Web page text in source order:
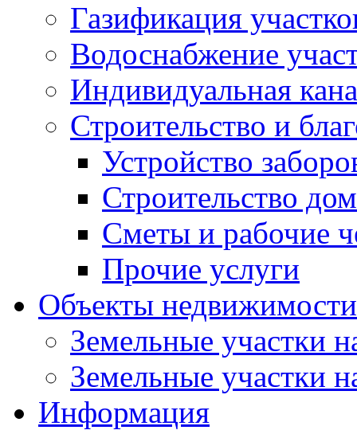
Газификация
Водоснабжение
Индивидуальная
Строительство и
Устройство
Строительство
Сметы и рабочие
Прочие услуги
Объекты недвижимости
Земельные участки
Земельные участки
Информация